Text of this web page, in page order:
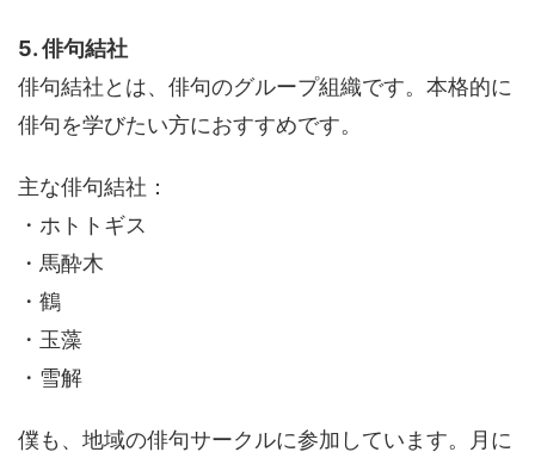
5. 俳句結社
俳句結社とは、俳句のグループ組織です。本格的に
俳句を学びたい方におすすめです。
主な俳句結社：
・ホトトギス
・馬酔木
・鶴
・玉藻
・雪解
僕も、地域の俳句サークルに参加しています。月に